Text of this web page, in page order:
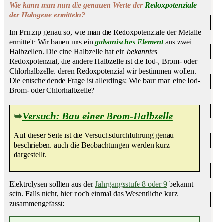
Wie kann man nun die genauen Werte derRedoxpotenziale
der Halogene ermitteln?
Im Prinzip genau so, wie man die Redoxpotenziale der Metalle
ermittelt: Wir bauen uns ein galvanisches Elementaus zwei
Halbzellen. Die eine Halbzelle hat ein bekanntes
Redoxpotenzial, die andere Halbzelle ist die Iod-, Brom- oder
Chlorhalbzelle, deren Redoxpotenzial wir bestimmen wollen.
Die entscheidende Frage ist allerdings: Wie baut man eine Iod-,
Brom- oder Chlorhalbzelle?
➥Versuch: Bau einer Brom-Halbzelle
Auf dieser Seite ist die Versuchsdurchführung genau
beschrieben, auch die Beobachtungen werden kurz
dargestellt.
Elektrolysen sollten aus derJahrgangsstufe 8 oder 9 bekannt
sein. Falls nicht, hier noch einmal das Wesentliche kurz
zusammengefasst: